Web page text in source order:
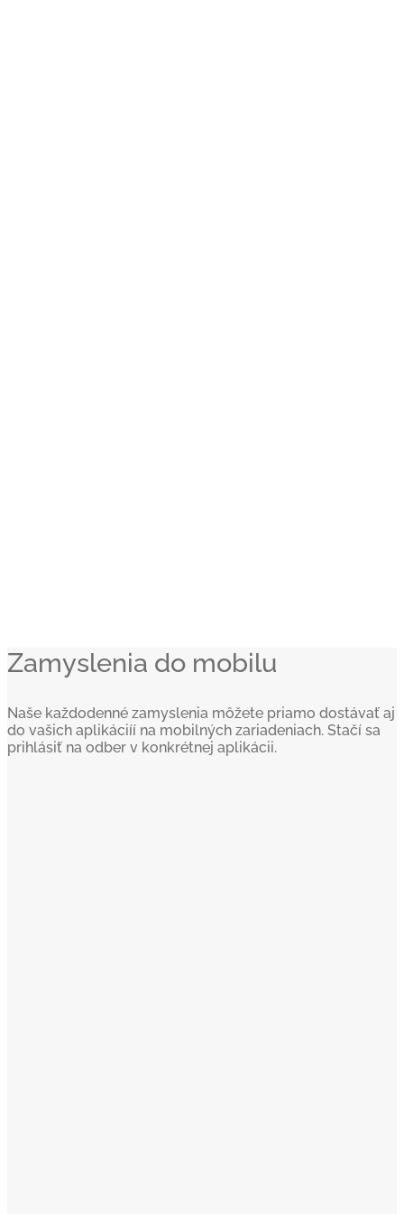
Zamyslenia do mobilu
Naše každodenné zamyslenia môžete priamo dostávať aj
do vašich aplikáciíí na mobilných zariadeniach. Stačí sa
prihlásiť na odber v konkrétnej aplikácii.